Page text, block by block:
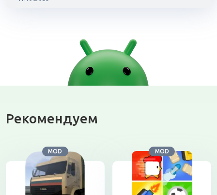
Рекомендуем
MOD MOD